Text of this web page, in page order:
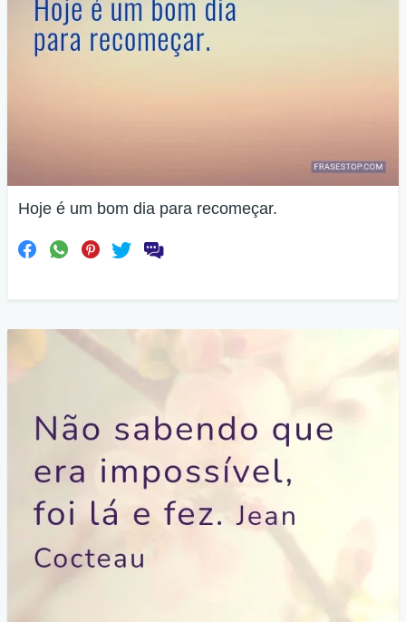
Hoje é um bom dia para recomeçar.